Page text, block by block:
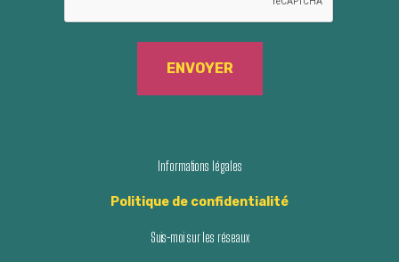
Informations légales
Politique de confidentialité
Suis-moi sur les réseaux